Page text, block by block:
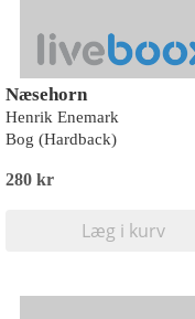
Næsehorn
Henrik Enemark
Bog (Hardback)
280 kr
Læg i kurv